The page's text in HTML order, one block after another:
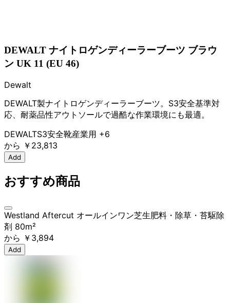
DEWALT ナイトロゲンディーラーブーツ ブラウ
ン UK 11 (EU 46)
Dewalt
DEWALT製ナイトロゲンディーラーブーツ。S3安全基準対
応、耐薬品性アウトソールで過酷な作業環境にも最適。
DEWALTS3安全靴産業用 +6
から ￥23,813
Add
おすすめ商品
Westland Aftercut オールインワン芝生肥料・除草・苔駆除
剤 80m²
から ￥3,894
Add